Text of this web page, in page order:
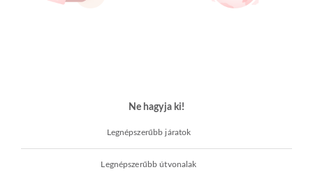
Ne hagyja ki!
Legnépszerűbb járatok
Legnépszerűbb útvonalak